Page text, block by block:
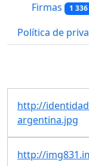
Firmas 1 336
Política de
http://
argentina.jpg
http://